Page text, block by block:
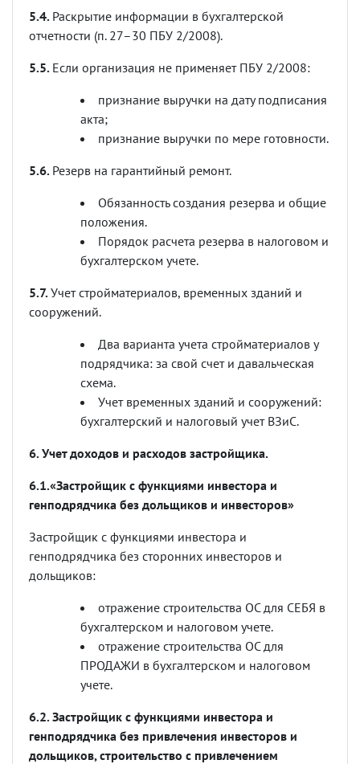
5.4. Раскрытие информации в бухгалтерской
отчетности (п. 27–30 ПБУ 2/2008).
5.5. Если организация не применяет ПБУ 2/2008:
признание выручки на дату подписания
акта;
признание выручки по мере готовности.
5.6. Резерв на гарантийный ремонт.
Обязанность создания резерва и общие
положения.
Порядок расчета резерва в налоговом и
бухгалтерском учете.
5.7.Учет стройматериалов, временных зданий и
сооружений.
Два варианта учета стройматериалов у
подрядчика: за свой счет и давальческая
схема.
Учет временных зданий и сооружений:
бухгалтерский и налоговый учет ВЗиС.
6. Учет доходов и расходов застройщика.
6.1.«Застройщик с функциями инвестора и
генподрядчика без дольщиков и инвесторов»
Застройщик с функциями инвестора и
генподрядчика без сторонних инвесторов и
дольщиков:
отражение строительства ОС для СЕБЯ в
бухгалтерском и налоговом учете.
отражение строительства ОС для
ПРОДАЖИ в бухгалтерском и налоговом
учете.
6.2. Застройщик с функциями инвестора и
генподрядчика без привлечения инвесторов и
дольщиков, строительство с привлечением